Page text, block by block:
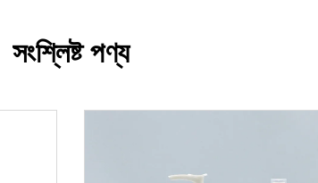
সংশ্লিষ্ট পণ্য